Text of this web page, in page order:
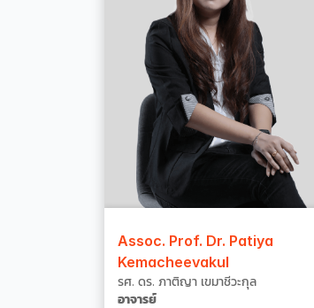
Assoc. Prof. Dr. Patiya
Kemacheevakul
รศ. ดร. ภาติญา เขมาชีวะกุล
อาจารย์